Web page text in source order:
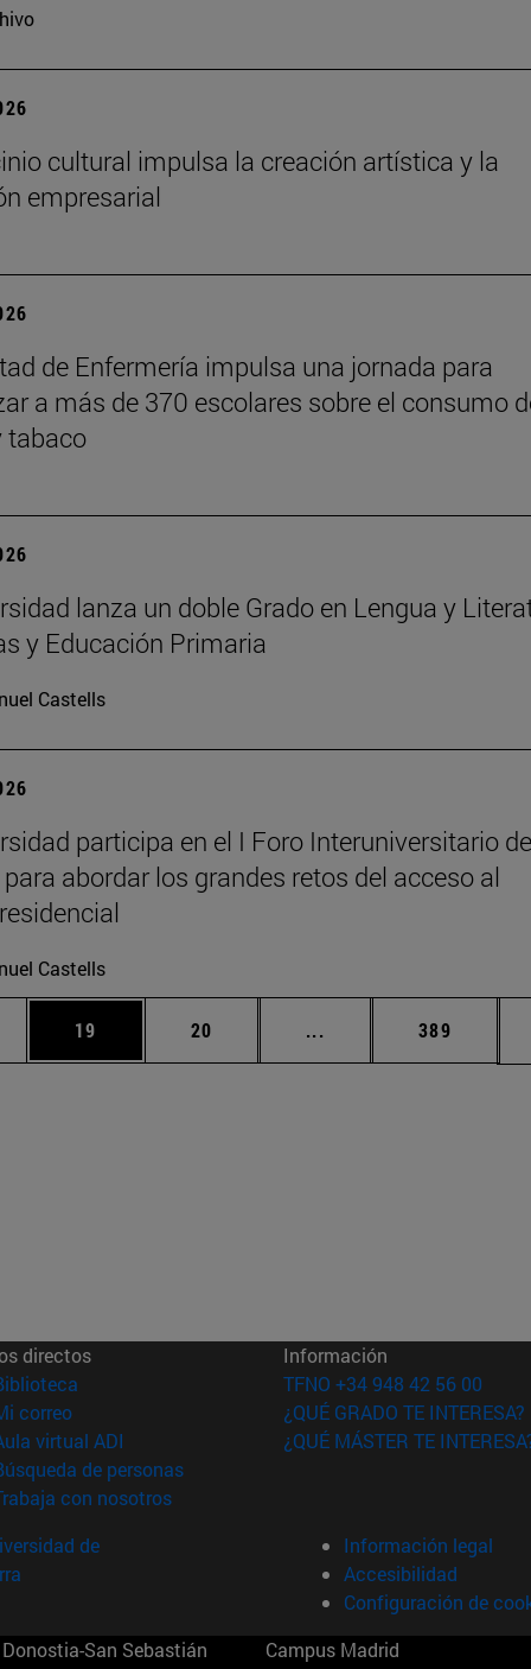
cultural impulsa la creación artística y la
empresarial
de Enfermería impulsa una jornada para
a más de 370 escolares sobre el consumo
tabaco
lanza un doble Grado en Lengua y
y Educación Primaria
Castells
participa en el I Foro Interuniversitario de
abordar los grandes retos del acceso al
Castells
Use TAB para desplazarse.
Página
19 Página
20 ... Páginas intermedias
Página
389
directos
(abre en nueva ventana)
correo(abre en nueva ventana)
virtual ADI (abre en nueva ventana)
de personas(abre en nueva ventana)
con nosotros(abre en nueva ventana)
Información
TFNO +34 948 42 56 00
¿QUÉ GRADO TE INTERESA?
¿QUÉ MÁSTER TE
de
Información legal
Accesibilidad
Configuración de
San Sebastián
Campus Madrid